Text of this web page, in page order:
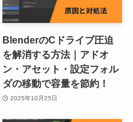
BlenderのCドライブ圧迫
を解消する方法｜アドオ
ン・アセット・設定フォル
ダの移動で容量を節約！
2025年10月25日